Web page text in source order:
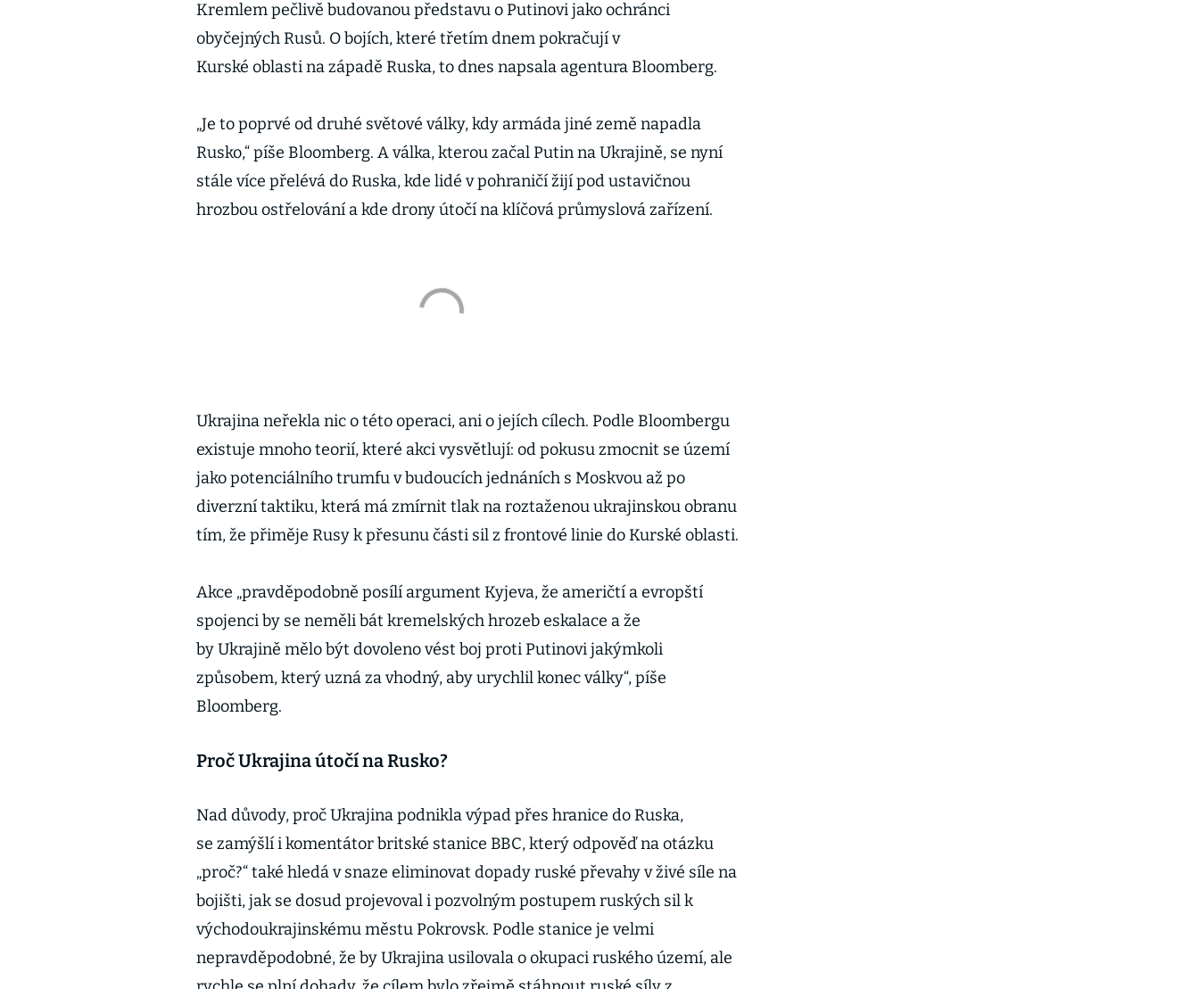
Kremlem pečlivě budovanou představu o Putinovi jako ochránci
obyčejných Rusů. O bojích, které třetím dnem pokračují v
Kurské oblasti na západě Ruska, to dnes napsala agentura Bloomberg.
„Je to poprvé od druhé světové války, kdy armáda jiné země napadla
Rusko,“ píše Bloomberg. A válka, kterou začal Putin na Ukrajině, se nyní
stále více přelévá do Ruska, kde lidé v pohraničí žijí pod ustavičnou
hrozbou ostřelování a kde drony útočí na klíčová průmyslová zařízení.
Ukrajina neřekla nic o této operaci, ani o jejích cílech. Podle Bloombergu
existuje mnoho teorií, které akci vysvětlují: od pokusu zmocnit se území
jako potenciálního trumfu v budoucích jednáních s Moskvou až po
diverzní taktiku, která má zmírnit tlak na roztaženou ukrajinskou obranu
tím, že přiměje Rusy k přesunu části sil z frontové linie do Kurské oblasti.
Akce „pravděpodobně posílí argument Kyjeva, že američtí a evropští
spojenci by se neměli bát kremelských hrozeb eskalace a že
by Ukrajině mělo být dovoleno vést boj proti Putinovi jakýmkoli
způsobem, který uzná za vhodný, aby urychlil konec války“, píše
Bloomberg.
Proč Ukrajina útočí na Rusko?
Nad důvody, proč Ukrajina podnikla výpad přes hranice do Ruska,
se zamýšlí i komentátor britské stanice BBC, který odpověď na otázku
„proč?“ také hledá v snaze eliminovat dopady ruské převahy v živé síle na
bojišti, jak se dosud projevoval i pozvolným postupem ruských sil k
východoukrajinskému městu Pokrovsk. Podle stanice je velmi
nepravděpodobné, že by Ukrajina usilovala o okupaci ruského území, ale